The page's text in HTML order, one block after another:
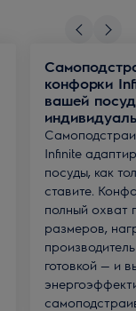
конфорки
вашей
Infinite
посуды, как
ставите.
полный охват
размеров,
готовкой — и